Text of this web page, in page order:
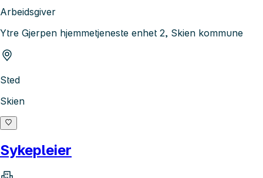
Arbeidsgiver
Ytre Gjerpen hjemmetjeneste enhet 2, Skien kommune
Sted
Skien
Sykepleier